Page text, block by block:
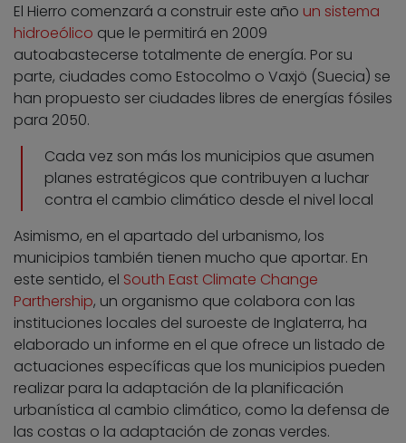
El Hierro comenzará a construir este año un sistema
hidroeólico que le permitirá en 2009
autoabastecerse totalmente de energía. Por su
parte, ciudades como Estocolmo o Vaxjö (Suecia) se
han propuesto ser ciudades libres de energías fósiles
para 2050.
Cada vez son más los municipios que asumen
planes estratégicos que contribuyen a luchar
contra el cambio climático desde el nivel local
Asimismo, en el apartado del urbanismo, los
municipios también tienen mucho que aportar. En
este sentido, el South East Climate Change
Parthership, un organismo que colabora con las
instituciones locales del suroeste de Inglaterra, ha
elaborado un informe en el que ofrece un listado de
actuaciones específicas que los municipios pueden
realizar para la adaptación de la planificación
urbanística al cambio climático, como la defensa de
las costas o la adaptación de zonas verdes.